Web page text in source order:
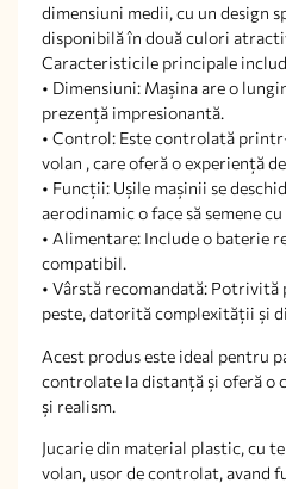
dimensiuni medii, cu un design
disponibilă în două culori
Caracteristicile principale
• Dimensiuni: Mașina are o
prezență impresionantă.
• Control: Este controlată
volan , care oferă o experiență
• Funcții: Ușile mașinii se
aerodinamic o face să semene
• Alimentare: Include o baterie
compatibil.
• Vârstă recomandată: Potrivită
peste, datorită complexității și
Acest produs este ideal pentru
controlate la distanță și oferă o
și realism.
Jucarie din material plastic, cu
volan, usor de controlat, avand